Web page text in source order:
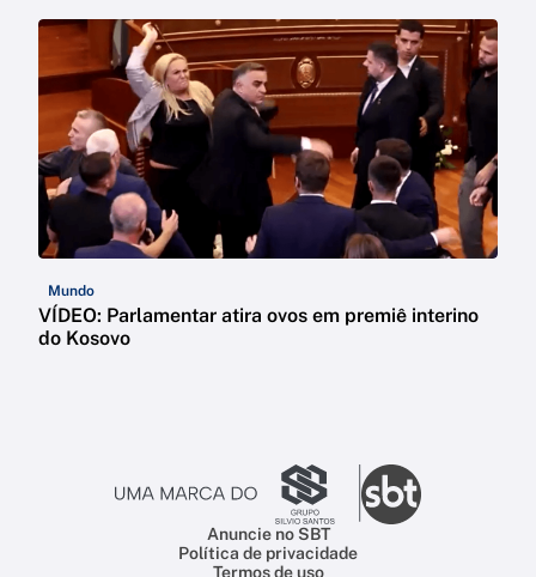
Mundo
VÍDEO: Parlamentar atira ovos em premiê interino
do Kosovo
Anuncie no SBT
Política de privacidade
Termos de uso